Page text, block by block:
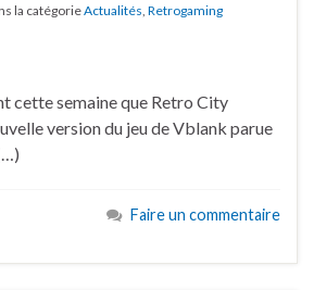
la catégorieActualités Retrogaming
cette semaine que Retro City
version du jeu de Vblank parue
Faire un commentaire